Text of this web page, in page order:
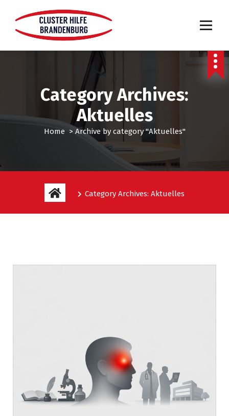
Category Archives:
Aktuelles
Home> Archive by category "Aktuelles"
Category Archives: Aktuelles